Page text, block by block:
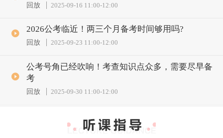
回放 2025-09-16 11:00-12:00
2026公考临近！两三个月备考时间够用吗?
回放 2025-09-23 11:00-12:00
公考号角已经吹响！考查知识点众多，需要尽早备
考
回放 2025-09-30 11:00-12:00